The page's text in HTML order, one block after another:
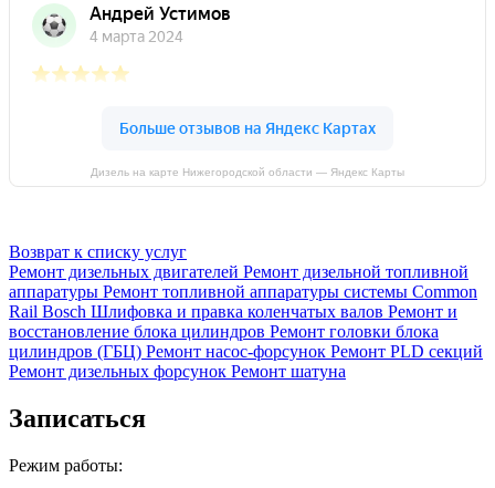
Дизель на карте Нижегородской области — Яндекс Карты
Возврат к списку услуг
Ремонт дизельных двигателей Ремонт дизельной топливной
аппаратуры Ремонт топливной аппаратуры системы Common
Rail Bosch Шлифовка и правка коленчатых валов Ремонт и
восстановление блока цилиндров Ремонт головки блока
цилиндров (ГБЦ) Ремонт насос-форсунок Ремонт PLD секций
Ремонт дизельных форсунок Ремонт шатуна
Записаться
Режим работы: